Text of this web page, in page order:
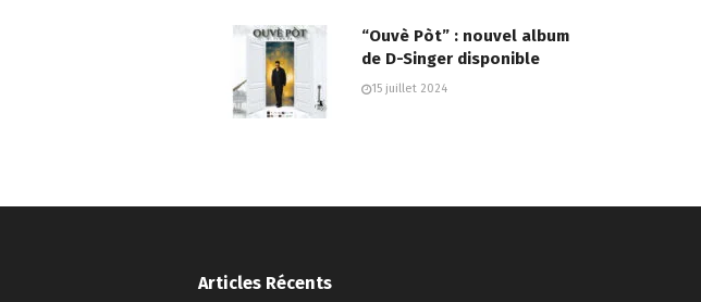
“Ouvè Pòt” : nouvel album
de D-Singer disponible
15 juillet 2024
Articles Récents